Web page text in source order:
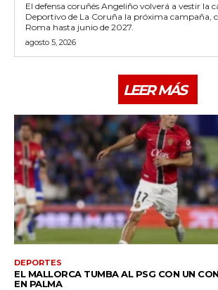
El defensa coruñés Angeliño volverá a vestir la
Deportivo de La Coruña la próxima campaña,
Roma hasta junio de 2027.
agosto 5, 2026
LEER MÁS
DEPORTES
EL MALLORCA TUMBA AL PSG CON UN
EN PALMA